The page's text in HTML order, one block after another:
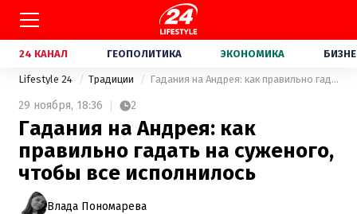
24 КАНАЛ ГЕОПОЛИТИКА ЭКОНОМИКА
Lifestyle 24 Традиции Гадания на Андрея: как правильно гадать на суженого, чтобы все исполнилось
29 ноября, 18:36 2
Гадания на Андрея: как
правильно гадать на суженого,
чтобы все исполнилось
Влада Пономарева